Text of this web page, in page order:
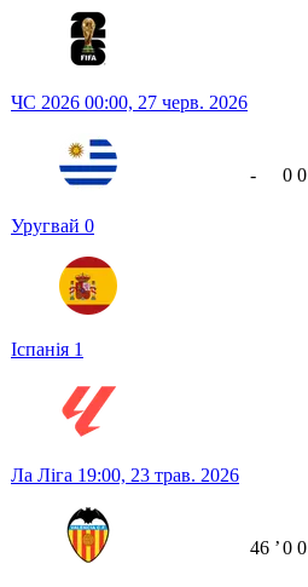
ЧС 2026 00:00, 27 черв. 2026
Уругвай 0
Іспанія 1
- 0 0
Ла Ліга 19:00, 23 трав. 2026
46 ʼ0 0